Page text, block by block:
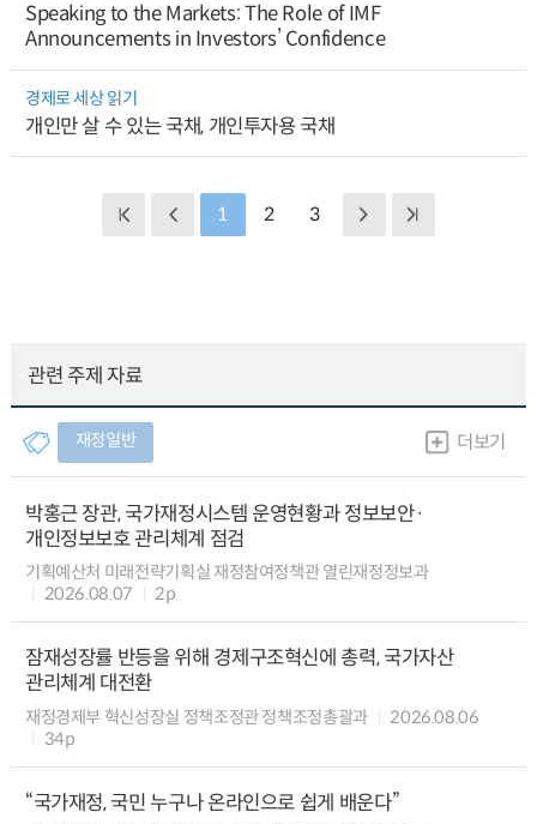
Speaking to the Markets: The Role of IMF
Announcements in Investors’ Confidence
경제로 세상 읽기
개인만 살 수 있는 국채, 개인투자용 국채
1 2 3
관련 주제 자료
재정일반 더보기
박홍근 장관, 국가재정시스템 운영현황과 정보보안·
개인정보보호 관리체계 점검
기획예산처 미래전략기획실 재정참여정책관 열린재정정보과
2026.08.07
2p
잠재성장률 반등을 위해 경제구조혁신에 총력, 국가자산
관리체계 대전환
재정경제부 혁신성장실 정책조정관 정책조정총괄과
2026.08.06
34p
“국가재정, 국민 누구나 온라인으로 쉽게 배운다”